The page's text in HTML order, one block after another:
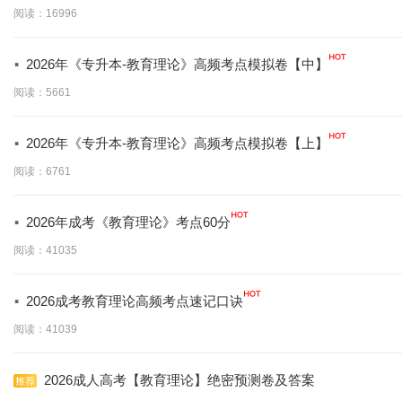
阅读：16996
· 2026年《专升本-教育理论》高频考点模拟卷【中】
阅读：5661
· 2026年《专升本-教育理论》高频考点模拟卷【上】
阅读：6761
· 2026年成考《教育理论》考点60分
阅读：41035
· 2026成考教育理论高频考点速记口诀
阅读：41039
2026成人高考【教育理论】绝密预测卷及答案